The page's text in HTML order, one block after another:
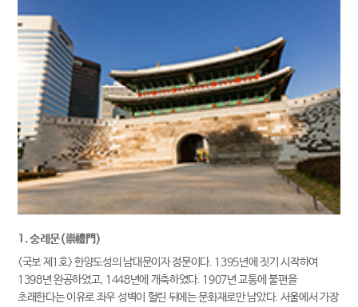
1. 숭례문(崇禮門)
<국보 제1호> 한양도성의 남대문이자 정문이다. 1395년에 짓기 시작하여
1398년 완공하였고, 1448년에 개축하였다. 1907년 교통에 불편을
초래한다는 이유로 좌우 성벽이 헐린 뒤에는 문화재로만 남았다. 서울에서 가장